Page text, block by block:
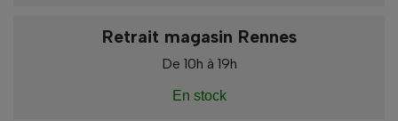
Retrait magasin Rennes
De 10h à 19h
En stock